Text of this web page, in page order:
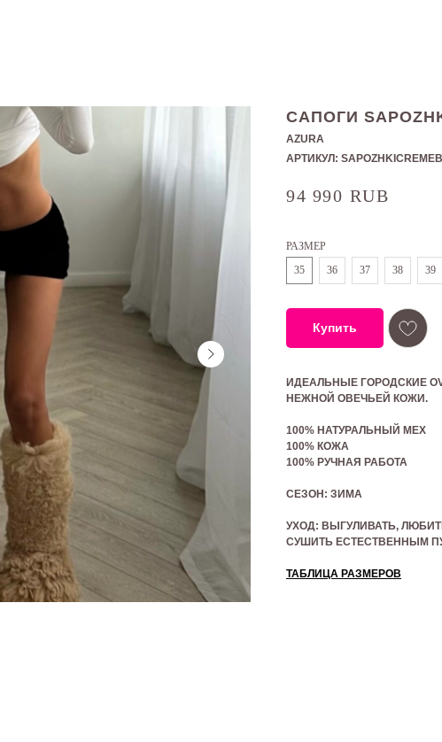
САПОГИ
AZURA
АРТИКУЛ:
94 990 RUB
РАЗМЕР
35
36 37 38 39
Купить
ИДЕАЛЬНЫЕ ГОРОДСКИЕ
НЕЖНОЙ ОВЕЧЬЕЙ КОЖИ.
100% НАТУРАЛЬНЫЙ МЕХ
100% КОЖА
100% РУЧНАЯ РАБОТА
СЕЗОН: ЗИМА
УХОД: ВЫГУЛИВАТЬ,
СУШИТЬ ЕСТЕСТВЕННЫМ
ТАБЛИЦА РАЗМЕРОВ